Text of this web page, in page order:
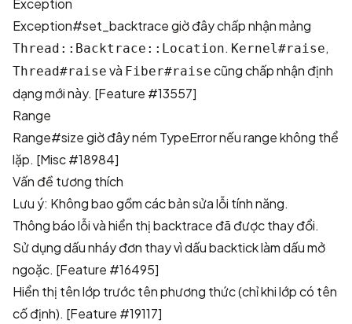
Exception
Exception#set_backtrace giờ đây chấp nhận mảng
Thread::Backtrace::Location. Kernel#raise,
Thread#raise và Fiber#raise cũng chấp nhận định
dạng mới này. [Feature #13557]
Range
Range#size giờ đây ném TypeError nếu range không thể
lặp. [Misc #18984]
Vấn đề tương thích
Lưu ý: Không bao gồm các bản sửa lỗi tính năng.
Thông báo lỗi và hiển thị backtrace đã được thay đổi.
Sử dụng dấu nháy đơn thay vì dấu backtick làm dấu mở
ngoặc. [Feature #16495]
Hiển thị tên lớp trước tên phương thức (chỉ khi lớp có tên
cố định). [Feature #19117]